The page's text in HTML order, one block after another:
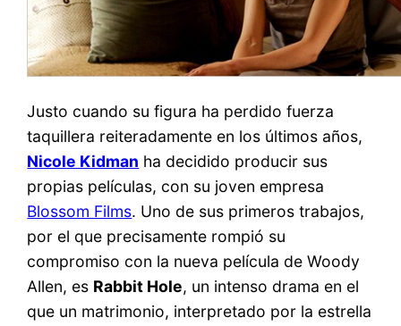
Justo cuando su figura ha perdido fuerza
taquillera reiteradamente en los últimos años,
Nicole Kidman ha decidido producir sus
propias películas, con su joven empresa
Blossom Films. Uno de sus primeros trabajos,
por el que precisamente rompió su
compromiso con la nueva película de Woody
Allen, es Rabbit Hole, un intenso drama en el
que un matrimonio, interpretado por la estrella